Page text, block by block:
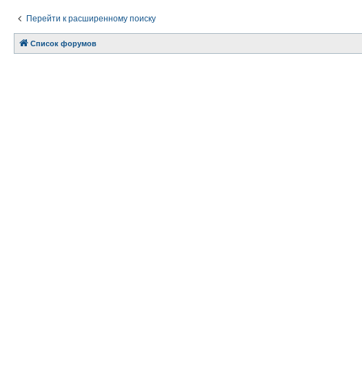
Перейти к расширенному поиску
Список форумов